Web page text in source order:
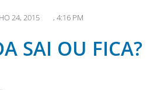
24, 2015 , 4:16 PM
SAI OU FICA?